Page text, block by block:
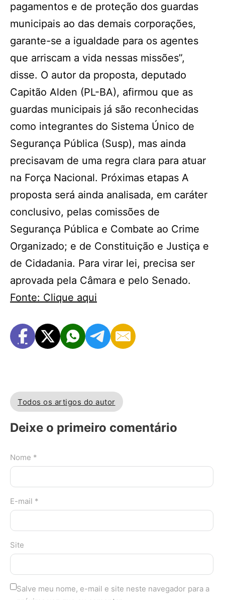
pagamentos e de proteção dos guardas
municipais ao das demais corporações,
garante-se a igualdade para os agentes
que arriscam a vida nessas missões”,
disse. O autor da proposta, deputado
Capitão Alden (PL-BA), afirmou que as
guardas municipais já são reconhecidas
como integrantes do Sistema Único de
Segurança Pública (Susp), mas ainda
precisavam de uma regra clara para atuar
na Força Nacional. Próximas etapas A
proposta será ainda analisada, em caráter
conclusivo, pelas comissões de
Segurança Pública e Combate ao Crime
Organizado; e de Constituição e Justiça e
de Cidadania. Para virar lei, precisa ser
aprovada pela Câmara e pelo Senado.
Fonte: Clique aqui
Todos os artigos do autor
Deixe o primeiro comentário
Nome *
E-mail *
Site
Salve meu nome, e-mail e site neste navegador para a